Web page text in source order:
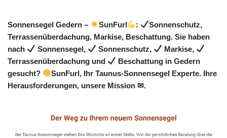
Sonnensegel Gedern – SunFurl :
Sonnenschutz,
Terrassenüberdachung, Markise, Beschattung. Sie haben
nach
Sonnensegel, Sonnenschutz,
Markise,
Terrassenüberdachung und
Beschattung in Gedern
gesucht?
SunFurl, Ihr Taunus-Sonnensegel Experte. Ihre
Herausforderungen, unsere Mission ✉.